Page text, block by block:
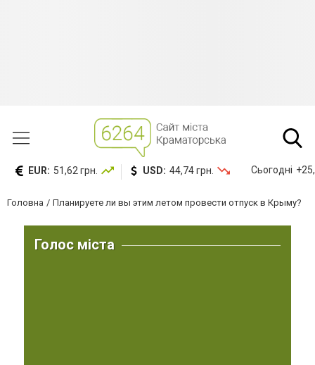
EUR: 51,62 грн. USD: 44,74 грн. Сьогодні
Головна Планируете ли вы этим летом провести отпуск в Крыму?
Голос міста